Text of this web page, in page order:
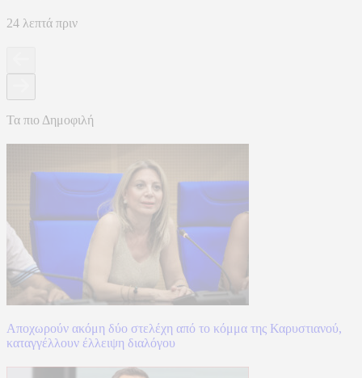
24 λεπτά πριν
Τα πιο Δημοφιλή
Αποχωρούν ακόμη δύο στελέχη από το κόμμα της Καρυστιανού,
καταγγέλλουν έλλειψη διαλόγου